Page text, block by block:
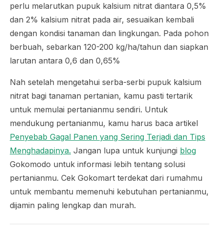
perlu melarutkan pupuk kalsium nitrat diantara 0,5%
dan 2% kalsium nitrat pada air, sesuaikan kembali
dengan kondisi tanaman dan lingkungan. Pada pohon
berbuah, sebarkan 120-200 kg/ha/tahun dan siapkan
larutan antara 0,6 dan 0,65%
Nah setelah mengetahui serba-serbi pupuk kalsium
nitrat bagi tanaman pertanian, kamu pasti tertarik
untuk memulai pertanianmu sendiri. Untuk
mendukung pertanianmu, kamu harus baca artikel
Penyebab Gagal Panen yang Sering Terjadi dan Tips
Menghadapinya. Jangan lupa untuk kunjungi blog
Gokomodo untuk informasi lebih tentang solusi
pertanianmu. Cek Gokomart terdekat dari rumahmu
untuk membantu memenuhi kebutuhan pertanianmu,
dijamin paling lengkap dan murah.